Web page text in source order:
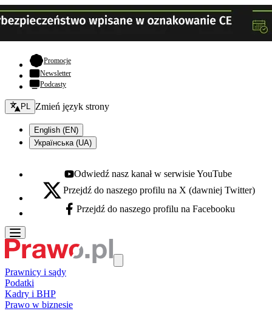
Promocje- otwiera się w nowej karcie
Newsletter
Podcasty
Zmień język - bieżący:
PL Zmień język strony
English (EN)
Українська (UA)
Youtube - otwiera się w nowej karcie
Odwiedź nasz kanał w serwisie YouTube
X - otwiera się w nowej karcie
Przejdź do naszego profilu na X (dawniej Twitter)
Facebook - otwiera się w nowej karcie
Przejdź do naszego profilu na Facebooku
Prawnicy i sądy
Podatki
Kadry i BHP
Prawo w biznesie